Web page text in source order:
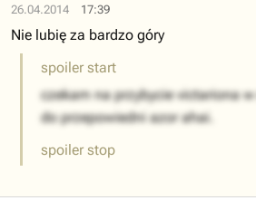
26.04.2014 17:39
Nie lubię za bardzo góry
spoiler start
czekam na przybycie victariona
do przepowiedni azor ahai.
spoiler stop